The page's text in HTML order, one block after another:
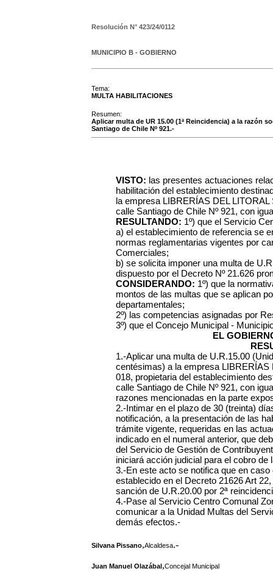
Resolución N° 423/24/0112
MUNICIPIO B - GOBIERNO
Tema:
MULTA HABILITACIONES
Resumen:
Aplicar multa de UR 15.00 (1ª Reincidencia) a la razón
Santiago de Chile Nº 921.-
VISTO: las presentes actuaciones
habilitación del establecimiento
la empresa LIBRERÍAS DEL
calle Santiago de Chile Nº 921, con
RESULTANDO: 1º) que el Servicio
a) el establecimiento de referencia se
normas reglamentarias vigentes por
Comerciales;
b) se solicita imponer una multa de
dispuesto por el Decreto Nº 21.626
CONSIDERANDO: 1º) que la
montos de las multas que se aplican
departamentales;
2º) las competencias asignadas por
3º) que el Concejo Municipal -
EL
1.-Aplicar una multa de U.R.15.00
centésimas) a la empresa
018, propietaria del establecimiento
calle Santiago de Chile Nº 921, con
razones mencionadas en la parte
2.-Intimar en el plazo de 30 (treinta)
notificación, a la presentación de las
trámite vigente, requeridas en las
indicado en el numeral anterior, que
del Servicio de Gestión de
iniciará acción judicial para el cobro de
3.-En este acto se notifica que en
establecido en el Decreto 21626 Art
sanción de U.R.20.00 por 2ª
4.-Pase al Servicio Centro Comunal
comunicar a la Unidad Multas del
demás efectos.-
Silvana Pissano,Alcaldesa.-
Juan Manuel Olazábal,Concejal Municipal